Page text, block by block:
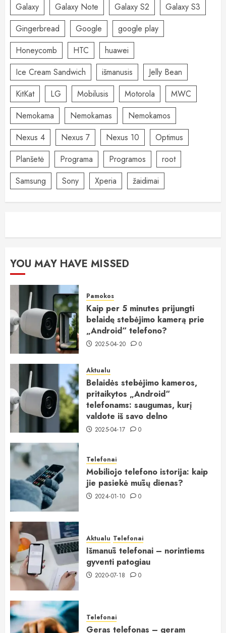
Galaxy
Galaxy Note Galaxy S2
Galaxy S3
Gingerbread
Google
google play
Honeycomb
HTC
huawei
Ice Cream Sandwich
išmanusis
Jelly Bean
KitKat
LG Mobilusis Motorola
MWC
Nemokama
Nemokamas
Nemokamos
Nexus 4
Nexus 7 Nexus 10
Optimus
Planšetė
Programa Programos
root
Samsung
Sony Xperia žaidimai
YOU MAY HAVE MISSED
Pamokos
Kaip per 5 minutes prijungti
belaidę stebėjimo kamerą prie
„Android“ telefono?
2025-04-20 0
Aktualu
Belaidės stebėjimo kameros,
pritaikytos „Android“
telefonams: saugumas, kurį
valdote iš savo delno
2025-04-17 0
Telefonai
Mobiliojo telefono istorija: kaip
jie pasiekė mūsų dienas?
2024-01-10 0
Aktualu Telefonai
Išmanūs telefonai – norintiems
gyventi patogiau
2020-07-18 0
Telefonai
Geras telefonas – geram